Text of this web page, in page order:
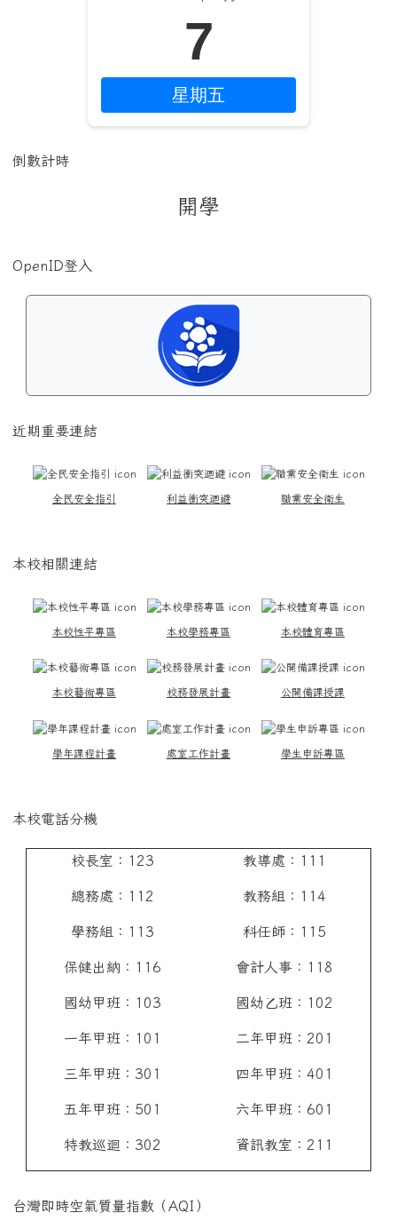
7
星期五
倒數計時
開學
OpenID登入
近期重要連結
全民安全指引 利益衝突迴避 職業安全衛生
本校相關連結
本校性平專區 本校學務專區 本校體育專區
本校藝術專區 校務發展計畫 公開備課授課
學年課程計畫 處室工作計畫 學生申訴專區
本校電話分機
校長室：123
總務處：112
學務組：113
保健出納：116
國幼甲班：103
一年甲班：101
三年甲班：301
五年甲班：501
特教巡迴：302
教導處：111
教務組：114
科任師：115
會計人事：118
國幼乙班：102
二年甲班：201
四年甲班：401
六年甲班：601
資訊教室：211
台灣即時空氣質量指數（AQI）